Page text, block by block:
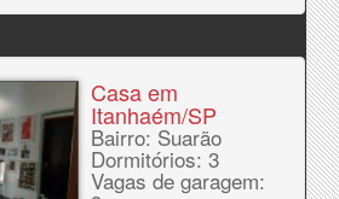
Casa em
Itanhaém/SP
Bairro: Suarão
Dormitórios: 3
Vagas de garagem: